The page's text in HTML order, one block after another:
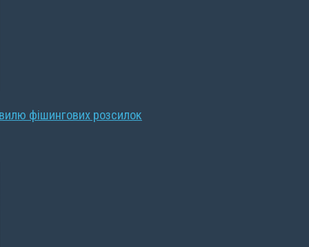
фішингових розсилок